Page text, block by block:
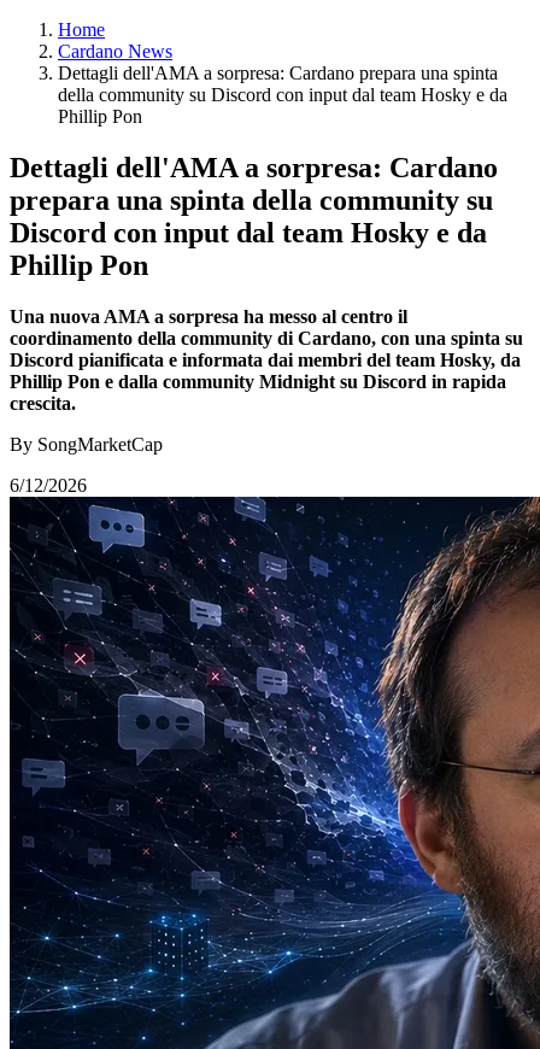
Home
Cardano News
Dettagli dell'AMA a sorpresa: Cardano prepara una spinta
della community su Discord con input dal team Hosky e da
Phillip Pon
Dettagli dell'AMA a sorpresa: Cardano
prepara una spinta della community su
Discord con input dal team Hosky e da
Phillip Pon
Una nuova AMA a sorpresa ha messo al centro il
coordinamento della community di Cardano, con una spinta su
Discord pianificata e informata dai membri del team Hosky, da
Phillip Pon e dalla community Midnight su Discord in rapida
crescita.
By SongMarketCap
6/12/2026